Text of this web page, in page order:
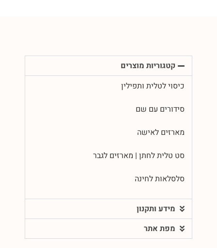
קטגוריות מוצרים
כיסוי לטלית ותפילין
סידורים עם שם
מארזים לאישה
סט טלית לחתן | מארזים לגבר
סלסלאות לחינה
מידע ותקנון
מפת אתר